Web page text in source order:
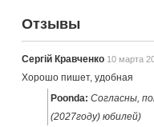
Отзывы
Сергій Кравченко 10 марта
Хорошо пишет, удобная
Poonda: Согласны,
(2027году) юбилей)